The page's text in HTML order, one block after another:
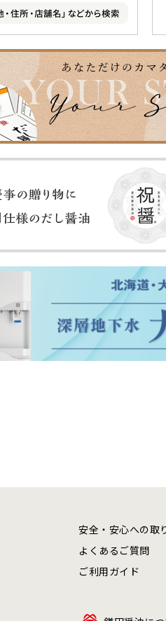
安全・安心への取
よくあるご質問
ご利用ガイド